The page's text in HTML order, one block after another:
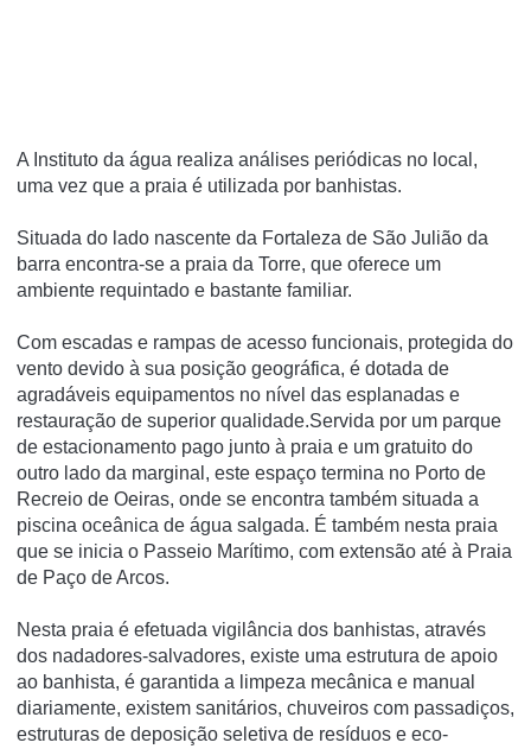
A Instituto da água realiza análises periódicas no local,
uma vez que a praia é utilizada por banhistas.
Situada do lado nascente da Fortaleza de São Julião da
barra encontra-se a praia da Torre, que oferece um
ambiente requintado e bastante familiar.
Com escadas e rampas de acesso funcionais, protegida do
vento devido à sua posição geográfica, é dotada de
agradáveis equipamentos no nível das esplanadas e
restauração de superior qualidade.Servida por um parque
de estacionamento pago junto à praia e um gratuito do
outro lado da marginal, este espaço termina no Porto de
Recreio de Oeiras, onde se encontra também situada a
piscina oceânica de água salgada. É também nesta praia
que se inicia o Passeio Marítimo, com extensão até à Praia
de Paço de Arcos.
Nesta praia é efetuada vigilância dos banhistas, através
dos nadadores-salvadores, existe uma estrutura de apoio
ao banhista, é garantida a limpeza mecânica e manual
diariamente, existem sanitários, chuveiros com passadiços,
estruturas de deposição seletiva de resíduos e eco-